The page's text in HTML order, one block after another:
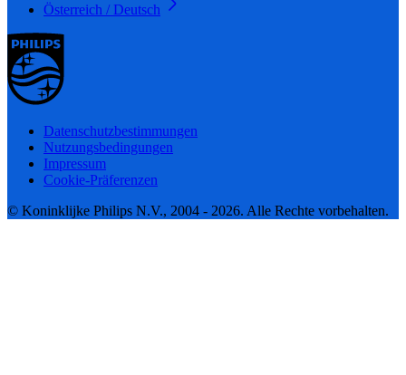
Österreich / Deutsch
Datenschutzbestimmungen
Nutzungsbedingungen
Impressum
Cookie-Präferenzen
© Koninklijke Philips N.V., 2004 - 2026. Alle Rechte vorbehalten.